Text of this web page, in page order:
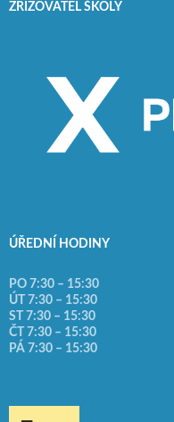
ZŘIZOVATEL ŠKOLY
ÚŘEDNÍ HODINY
PO 7:30 – 15:30
ÚT 7:30 – 15:30
ST 7:30 – 15:30
ČT 7:30 – 15:30
PÁ 7:30 – 15:30